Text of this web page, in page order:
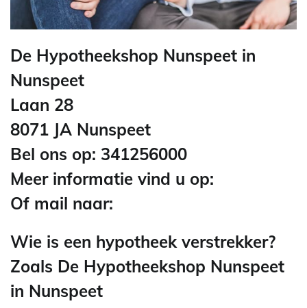
De Hypotheekshop Nunspeet in
Nunspeet
Laan 28
8071 JA Nunspeet
Bel ons op: 341256000
Meer informatie vind u op:
Of mail naar:
Wie is een hypotheek verstrekker?
Zoals De Hypotheekshop Nunspeet
in Nunspeet